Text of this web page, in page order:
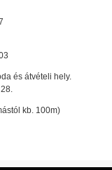
és átvételi hely.
kb. 100m)